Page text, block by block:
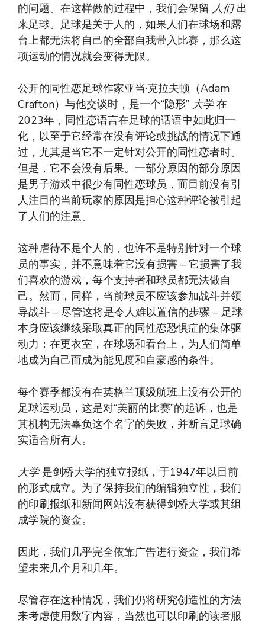
的问题。在这样做的过程中，我们会保留 人们出
来足球。足球是关于人的，如果人们在球场和露
台上都无法将自己的全部自我带入比赛，那么这
项运动的情况就会变得无限。
公开的同性恋足球作家亚当·克拉夫顿（Adam
Crafton）与他交谈时，是一个“隐形” 大学在
2023年，同性恋语言在足球的话语中如此归一
化，以至于它经常在没有评论或挑战的情况下通
过，尤其是当它不一定针对公开的同性恋者时。
但是，它不会没有后果。一部分原因的部分原因
是男子游戏中很少有同性恋球员，而目前没有引
人注目的当前玩家的原因是担心这种评论被引起
了人们的注意。
这种虐待不是个人的，也许不是特别针对一个球
员的事实，并不意味着它没有损害 – 它损害了我
们喜欢的游戏，每个支持者和球员都无法做自
己。然而，同样，当前球员不应该参加战斗并领
导战斗 – 尽管这将是令人难以置信的步骤 – 足球
本身应该继续采取真正的同性恋恐惧症的集体驱
动力：在更衣室，在球场和看台上，为人们简单
地成为自己而成为能见度和自豪感的条件。
每个赛季都没有在英格兰顶级航班上没有公开的
足球运动员，这是对“美丽的比赛”的起诉，也是
其机构无法辜负这个名字的失败，并断言足球确
实适合所有人。
大学是剑桥大学的独立报纸，于1947年以目前
的形式成立。为了保持我们的编辑独立性，我们
的印刷报纸和新闻网站没有获得剑桥大学或其组
成学院的资金。
因此，我们几乎完全依靠广告进行资金，我们希
望未来几个月和几年。
尽管存在这种情况，我们仍将研究创造性的方法
来考虑使用数字内容，当然也可以印刷的读者服